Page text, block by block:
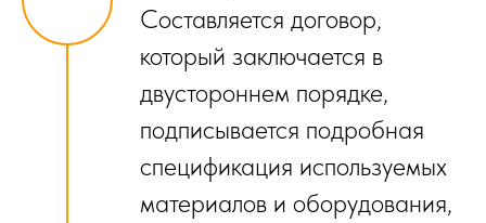
Составляется договор,
который заключается в
двустороннем порядке,
подписывается подробная
спецификация используемых
материалов и оборудования,